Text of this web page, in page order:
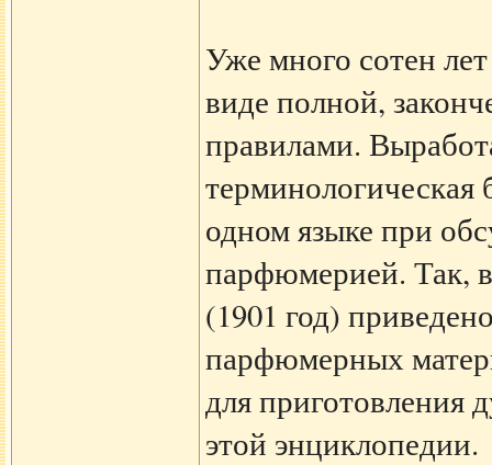
Уже много сотен
виде полной,
правилами.
терминологическая
одном языке при
парфюмерией. Так,
(1901 год)
парфюмерных
для приготовления
этой энциклопедии.